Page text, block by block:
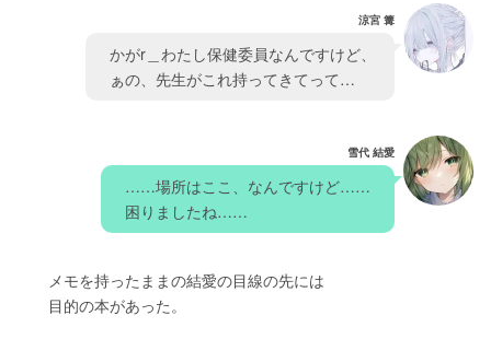
涼宮 篝
かがr＿わたし保健委員なんですけど、
ぁの、先生がこれ持ってきてって…
雪代 結愛
……場所はここ、なんですけど……
困りましたね……
メモを持ったままの結愛の目線の先には
目的の本があった。